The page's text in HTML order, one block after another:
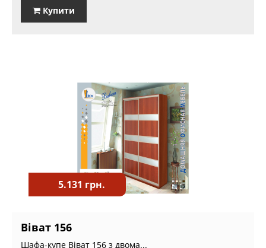
Купити
5.131 грн.
Віват 156
Шафа-купе Віват 156 з двома...